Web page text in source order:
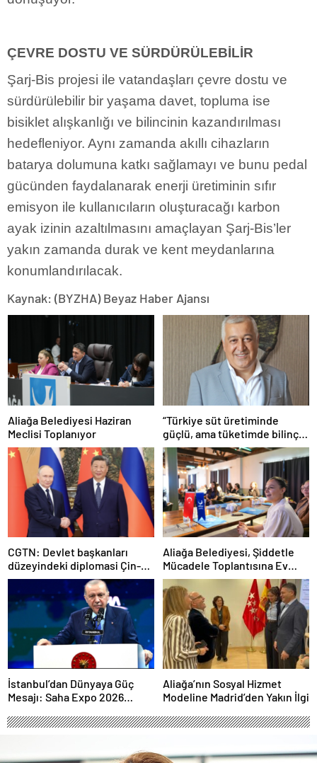
ÇEVRE DOSTU VE SÜRDÜRÜLEBİLİR
Şarj-Bis projesi ile vatandaşları çevre dostu ve
sürdürülebilir bir yaşama davet, topluma ise
bisiklet alışkanlığı ve bilincinin kazandırılması
hedefleniyor. Aynı zamanda akıllı cihazların
batarya dolumuna katkı sağlamayı ve bunu pedal
gücünden faydalanarak enerji üretiminin sıfır
emisyon ile kullanıcıların oluşturacağı karbon
ayak izinin azaltılmasını amaçlayan Şarj-Bis’ler
yakın zamanda durak ve kent meydanlarına
konumlandırılacak.
Kaynak: (BYZHA) Beyaz Haber Ajansı
Aliağa Belediyesi Haziran
Meclisi Toplanıyor
“Türkiye süt üretiminde
güçlü, ama tüketimde bilinç
şart”
CGTN: Devlet başkanları
düzeyindeki diplomasi Çin-
Rusya arasındaki büyüyen
ortaklığı güçlendiriyor
Aliağa Belediyesi, Şiddetle
Mücadele Toplantısına Ev
Sahipliği Yaptı
İstanbul’dan Dünyaya Güç
Mesajı: Saha Expo 2026
Aliağa’nın Sosyal Hizmet
Modeline Madrid’den Yakın İlgi